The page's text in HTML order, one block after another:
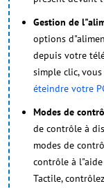
Gestion de
options
depuis votre
simple clic,
éteindre votre
Modes de
de contrôle à
modes de
contrôle à
Tactile,